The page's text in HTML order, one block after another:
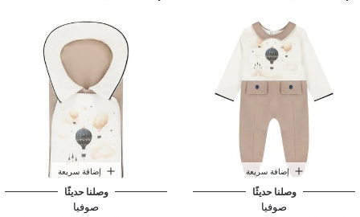
إضافة سريعة
وصلنا حديثًا
صوفيا
إضافة سريعة
وصلنا حديثًا
صوفيا